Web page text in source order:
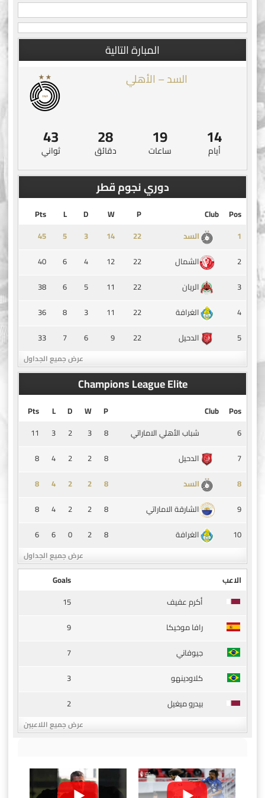
المبارة التالية
السد – الأهلي
14
أيام
19
ساعات
28
دقائق
42
ثواني
دوري نجوم قطر
Pos
Club
P
W
D
L
Pts
1
السد ‏22
14
3
5
45
2
الشمال 22
12
4
6
40
3
الريان 22
11
5
6
38
4
الغرافة 22
11
3
8
36
5
الدحيل 22
9
6
7
33
عرض جميع الجداول
Champions League Elite
Pos
Club
P
W
D
L
Pts
6
شباب الأهلي الاماراتي 8
3
2
3
11
7
الدحيل 8
2
2
4
8
8
السد 8
2
2
4
8
9
الشارقة الاماراتي 8
2
2
4
8
10
الغرافة 8
2
0
6
6
عرض جميع الجداول
الاعب
Goals
أكرم عفيف
15
رافا موخيكا
9
جيوفاني
7
كلاودينهو
3
بيدرو ميغيل
2
عرض جميع اللاعبين